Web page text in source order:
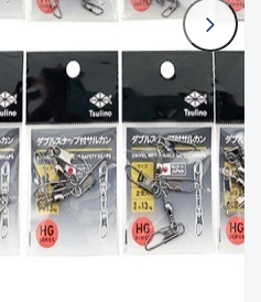
D
著しく状態が悪いが使用はで
きるもの、改造品も含む
※ルアー、エギ、雑品、その他につきましては
ランク表記はございません。 状態は写真にて
ご確認ください。